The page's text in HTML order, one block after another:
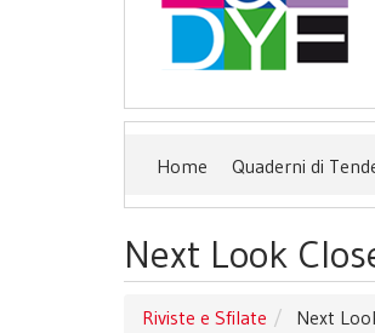
Home Quaderni di
Next Look
Riviste e Sfilate Next